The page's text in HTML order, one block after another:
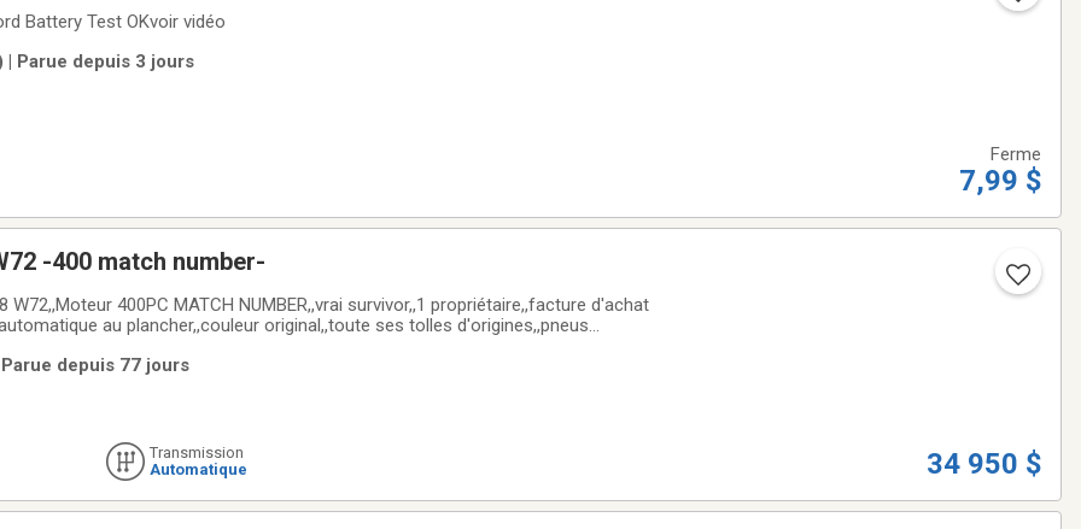
Battery Test OKvoir vidéo
Parue depuis 3 jours
Ferme
7,99 $
-400 match number-
W72,,Moteur 400PC MATCH NUMBER,,vrai survivor,,1 propriétaire,,facture d'achat
au plancher,,couleur original,,toute ses tolles d'origines,,pneus
moteur 400pc
depuis 77 jours
Transmission
Automatique
34 950 $